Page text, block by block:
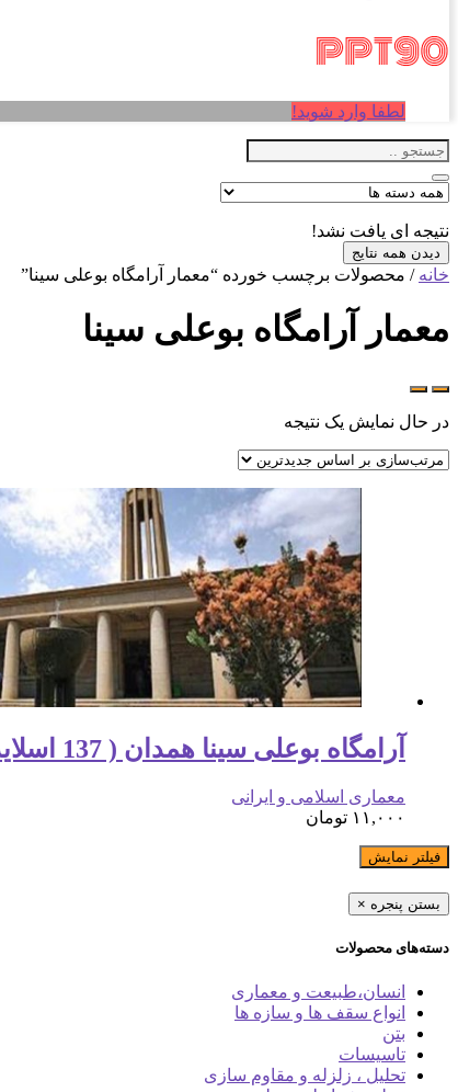
لطفا وارد شوید!
نتیجه ای یافت نشد!
دیدن همه نتایج
خانه / محصولات برچسب خورده “معمار آرامگاه بوعلی سینا”
معمار آرامگاه بوعلی سینا
در حال نمایش یک نتیجه
آرامگاه بوعلی سینا همدان ( 137 اسلاید )
معماری اسلامی و ایرانی
۱۱,۰۰۰ تومان
فیلتر نمایش
بستن پنجره ×
دسته‌های محصولات
انسان،طبیعت و معماری
انواع سقف ها و سازه ها
بتن
تاسیسات
تحلیل ، زلزله و مقاوم سازی